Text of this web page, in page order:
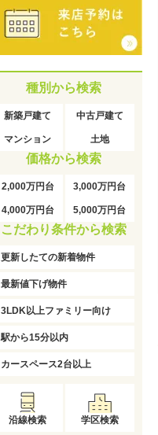
種別から検索
新築戸建て 中古戸建て
マンション 土地
価格から検索
2,000万円台 3,000万円台
4,000万円台 5,000万円台
こだわり条件から検索
更新したての新着物件
最新値下げ物件
3LDK以上ファミリー向け
駅から15分以内
カースペース2台以上
沿線検索 学区検索